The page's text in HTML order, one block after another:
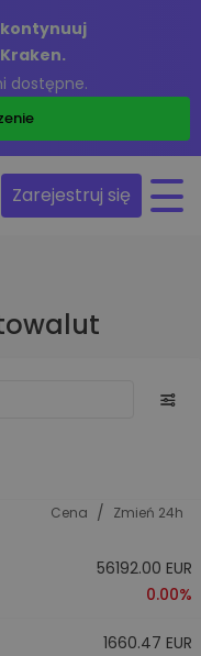
kontynuuj
dostępne.
Zarejestruj się
Cena / Zmień 24h
56192.00 EUR
0.00%
1660.47 EUR